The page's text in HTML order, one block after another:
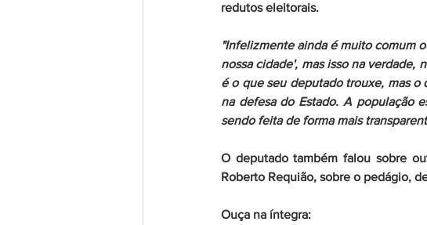
redutos eleitorais.
"Infelizmente ainda é muito comum
nossa cidade', mas isso na verdade,
é o que seu deputado trouxe, mas o
na defesa do Estado. A população
sendo feita de forma mais
O deputado também falou sobre
Roberto Requião, sobre o pedágio,
Ouça na íntegra: